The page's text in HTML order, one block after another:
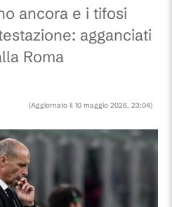
ancora e i tifosi
agganciati
Roma
(Aggiornato il 10 maggio 2026, 23:04)